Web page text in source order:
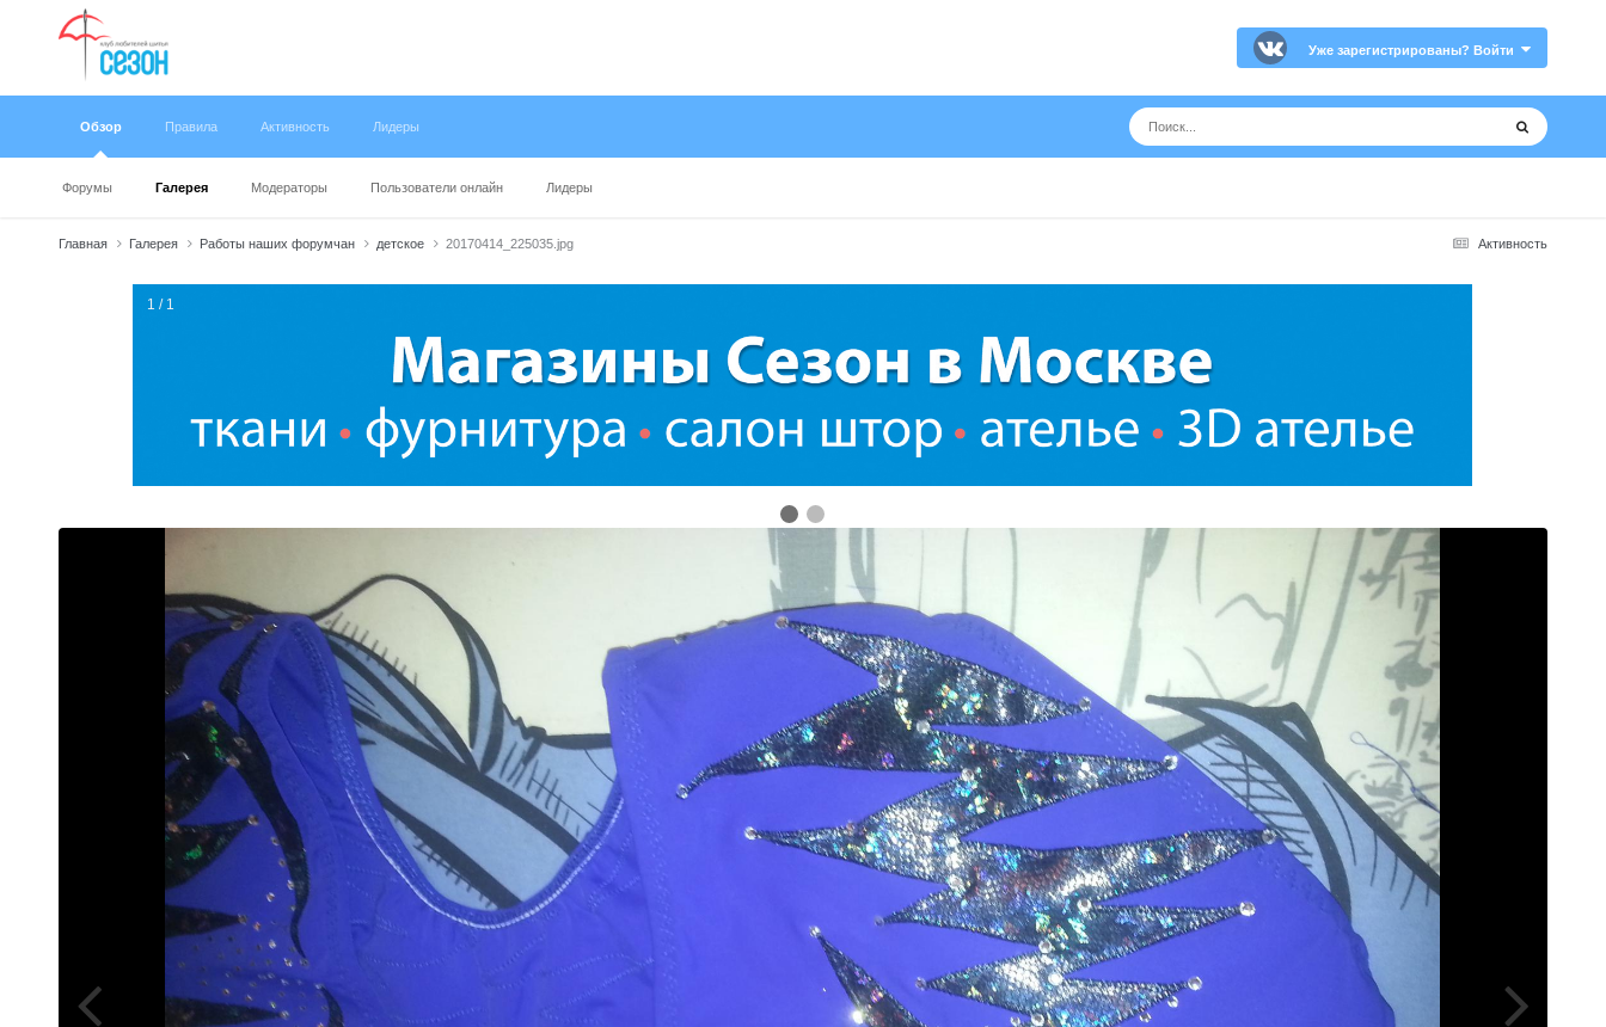
Уже зарегистрированы? Войти
Обзор
Форумы Галерея Модераторы Пользователи онлайн Лидеры
Правила Активность Лидеры
Активность
Главная Галерея Работы наших форумчан детское 20170414_225035.jpg
1 / 1